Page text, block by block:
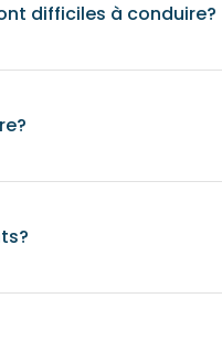
difficiles à conduire?